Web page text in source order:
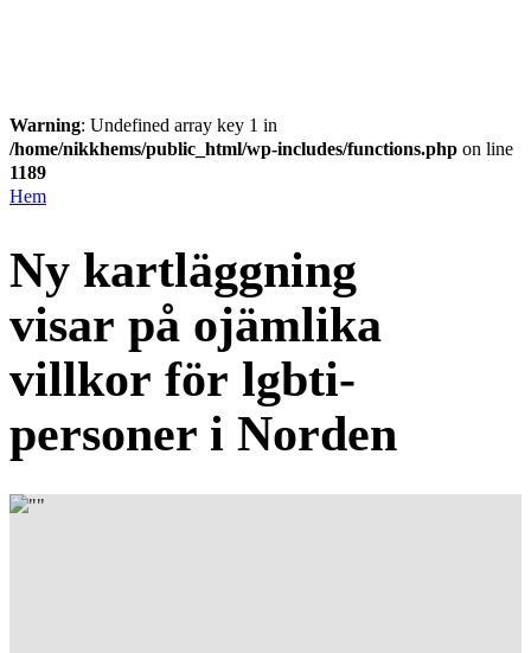
Warning: Undefined array key 1 in
/home/nikkhems/public_html/wp-includes/functions.php on line
1189
Hem
Ny kartläggning
visar på ojämlika
villkor för lgbti-
personer i Norden